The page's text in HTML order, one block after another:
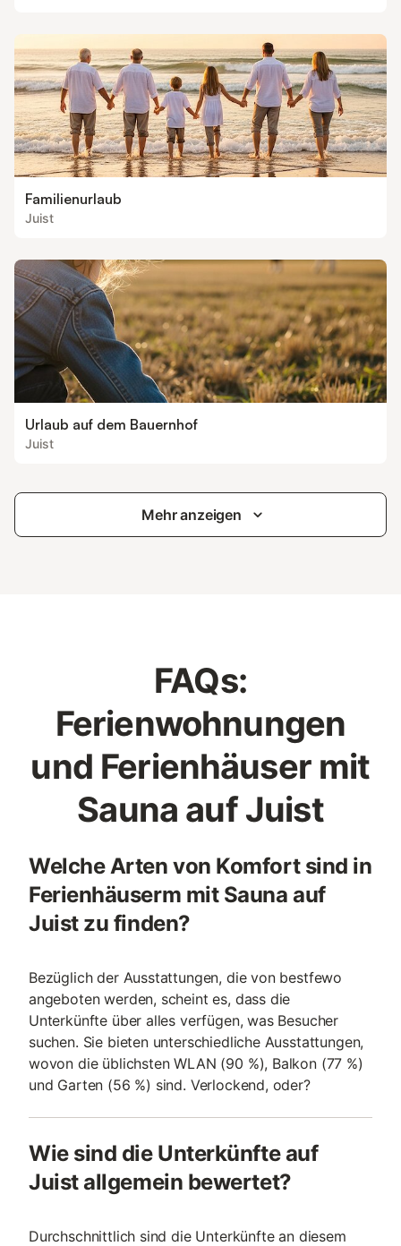
Familienurlaub
Juist
Urlaub auf dem Bauernhof
Juist
Mehr anzeigen
FAQs:
Ferienwohnungen
und Ferienhäuser mit
Sauna auf Juist
Welche Arten von Komfort sind in
Ferienhäuserm mit Sauna auf
Juist zu finden?
Bezüglich der Ausstattungen, die von bestfewo
angeboten werden, scheint es, dass die
Unterkünfte über alles verfügen, was Besucher
suchen. Sie bieten unterschiedliche Ausstattungen,
wovon die üblichsten WLAN (90 %), Balkon (77 %)
und Garten (56 %) sind. Verlockend, oder?
Wie sind die Unterkünfte auf
Juist allgemein bewertet?
Durchschnittlich sind die Unterkünfte an diesem